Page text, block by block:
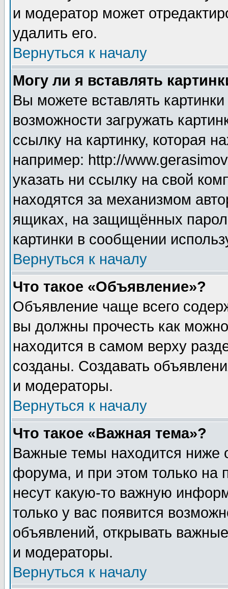
и модератор может
удалить его.
Вернуться к началу
Могу ли я вставлять
Вы можете вставлять
возможности загружать
ссылку на картинку, которая
например: http://
указать ни ссылку на свой
находятся за механизмом
ящиках, на защищённых
картинки в сообщении
Вернуться к началу
Что такое «Объявление»?
Объявление чаще всего
вы должны прочесть как
находится в самом верху
созданы. Создавать
и модераторы.
Вернуться к началу
Что такое «Важная тема»?
Важные темы находится ниже
форума, и при этом только на
несут какую-то важную
только у вас появится
объявлений, открывать
и модераторы.
Вернуться к началу